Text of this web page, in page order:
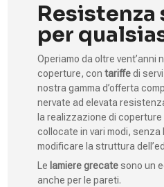
per
Operiamo da oltre vent’anni
coperture, con tariffe di
nostra gamma d’offerta
nervate ad elevata
la realizzazione di
collocate in vari modi, senza
modificare la struttura
Le lamiere grecate sono un
anche per le pareti.